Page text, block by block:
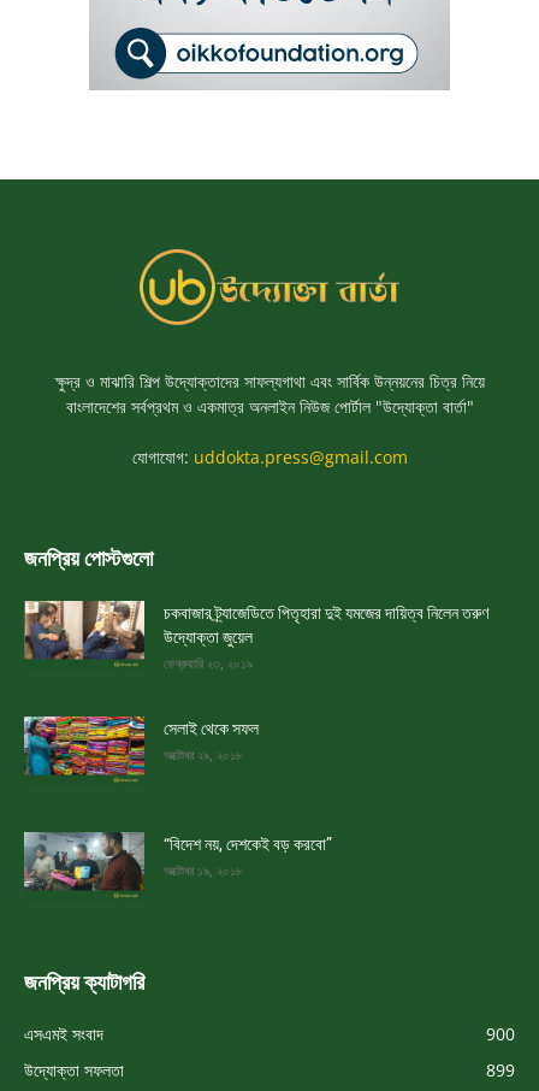
ক্ষুদ্র ও মাঝারি শিল্প উদ্যোক্তাদের সাফল্যগাথা এবং সার্বিক উন্নয়নের চিত্র নিয়ে
বাংলাদেশের সর্বপ্রথম ও একমাত্র অনলাইন নিউজ পোর্টাল "উদ্যোক্তা বার্তা"
যোগাযোগ: uddokta.press@gmail.com
জনপ্রিয় পোস্টগুলো
চকবাজার ট্র্যাজেডিতে পিতৃহারা দুই যমজের দায়িত্ব নিলেন তরুণ
উদ্যোক্তা জুয়েল
ফেব্রুয়ারি ২৩, ২০১৯
সেলাই থেকে সফল
অক্টোবর ২৯, ২০১৮
“বিদেশ নয়, দেশকেই বড় করবো”
অক্টোবর ১৯, ২০১৮
জনপ্রিয় ক্যাটাগরি
এসএমই সংবাদ
900
উদ্যোক্তা সফলতা
899